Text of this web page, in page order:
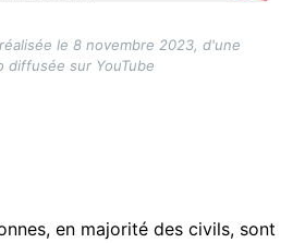
le 8 novembre 2023, d'une
diffusée sur YouTube
en majorité des civils, sont